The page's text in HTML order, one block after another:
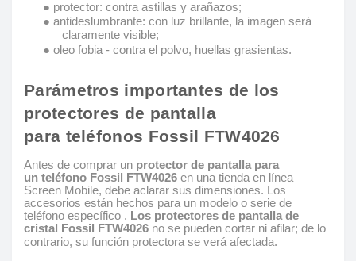
● protector: contra astillas y arañazos;
● antideslumbrante: con luz brillante, la imagen será
claramente visible;
● oleo fobia - contra el polvo, huellas grasientas.
Parámetros importantes de los
protectores de pantalla
para teléfonos Fossil FTW4026
Antes de comprar un protector de pantalla para
un teléfono Fossil FTW4026 en una tienda en línea
Screen Mobile, debe aclarar sus dimensiones. Los
accesorios están hechos para un modelo o serie de
teléfono específico . Los protectores de pantalla de
cristal Fossil FTW4026 no se pueden cortar ni afilar; de lo
contrario, su función protectora se verá afectada.